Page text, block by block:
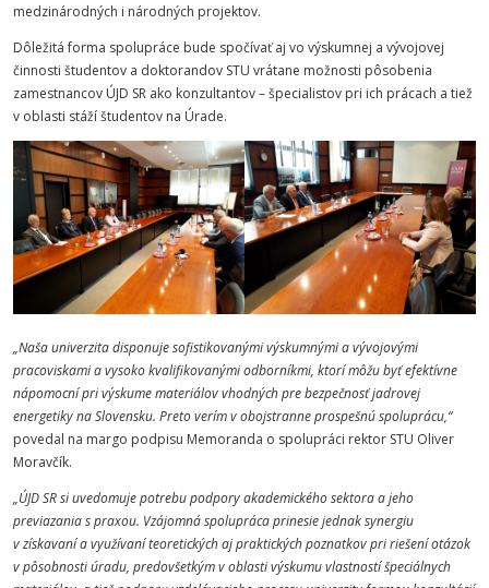
medzinárodných i národných projektov.
Dôležitá forma spolupráce bude spočívať aj vo výskumnej a vývojovej
činnosti študentov a doktorandov STU vrátane možnosti pôsobenia
zamestnancov ÚJD SR ako konzultantov – špecialistov pri ich prácach a tiež
v oblasti stáží študentov na Úrade.
„Naša univerzita disponuje sofistikovanými výskumnými a vývojovými
pracoviskami a vysoko kvalifikovanými odborníkmi, ktorí môžu byť efektívne
nápomocní pri výskume materiálov vhodných pre bezpečnosť jadrovej
energetiky na Slovensku. Preto verím v obojstranne prospešnú spoluprácu,“
povedal na margo podpisu Memoranda o spolupráci rektor STU Oliver
Moravčík.
„ÚJD SR si uvedomuje potrebu podpory akademického sektora a jeho
previazania s praxou. Vzájomná spolupráca prinesie jednak synergiu
v získavaní a využívaní teoretických aj praktických poznatkov pri riešení otázok
v pôsobnosti úradu, predovšetkým v oblasti výskumu vlastností špeciálnych